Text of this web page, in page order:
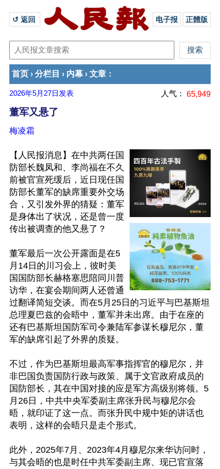
↺ 返回 电子报 正體版
首页 › 分栏目 › 内幕 › 文章 ：
2026年5月27日 发表 人气： 65,949
董军又悬了
梅凌霜
【人民报消息】在中共两任国
防部长魏凤和、李尚福在不久
前被官宣死缓后，近日现任国
防部长董军的缺席重要外交场
合，又引发外界的猜疑：董军
是身体出了状况，还是曾一度
传出被调查的他又悬了？
董军最后一次公开露面是在5
月14日的川习会上，彼时美
国国防部长赫格塞思陪同川普
访华，在宴会期间两人还曾通
过翻译简短交谈。而在5月25日的习近平与巴基斯坦
总理夏巴兹的会晤中，董军并未出席。由于在座的
还有巴基斯坦国防军司令兼陆军参谋长穆尼尔，董
军的缺席引起了外界的质疑。
不过，作为巴基斯坦最高军事指挥官的穆尼尔，并
非巴国负责国防行政与政策、属于文官政府成员的
国防部长，其在中国对接的应是军方高级别将领。5
月26日，中共中央军委副主席张升民与穆尼尔会
晤，就印证了这一点。而张升民中规中矩的讲话也
表明，这样的会晤只是走个形式。
此外，2025年7月、2023年4月穆尼尔来华访问时，
与其会晤的也是时任中共军委副主席、现已官宣落